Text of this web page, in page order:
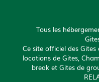
Tous les
Ce site officiel des
locations de Gites,
break et Gites de